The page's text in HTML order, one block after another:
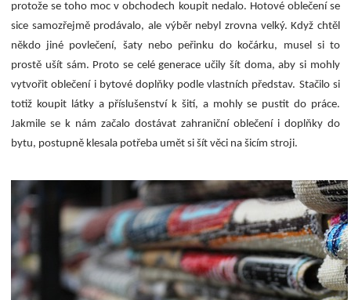
protože se toho moc v obchodech koupit nedalo. Hotové oblečení se
sice samozřejmě prodávalo, ale výběr nebyl zrovna velký. Když chtěl
někdo jiné povlečení, šaty nebo peřinku do kočárku, musel si to
prostě ušít sám. Proto se celé generace učily šít doma, aby si mohly
vytvořit oblečení i bytové doplňky podle vlastních představ. Stačilo si
totiž koupit látky a příslušenství k šití, a mohly se pustit do práce.
Jakmile se k nám začalo dostávat zahraniční oblečení i doplňky do
bytu, postupně klesala potřeba umět si šít věci na šicím stroji.